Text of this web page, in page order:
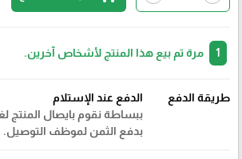
مرة تم بيع هذا المنتج لأشخاص آخرين.
طريقة الدفع
الدفع عند الإستلام
ببساطة نقوم بايصال المنتج
بدفع الثمن لموظف التوصيل.